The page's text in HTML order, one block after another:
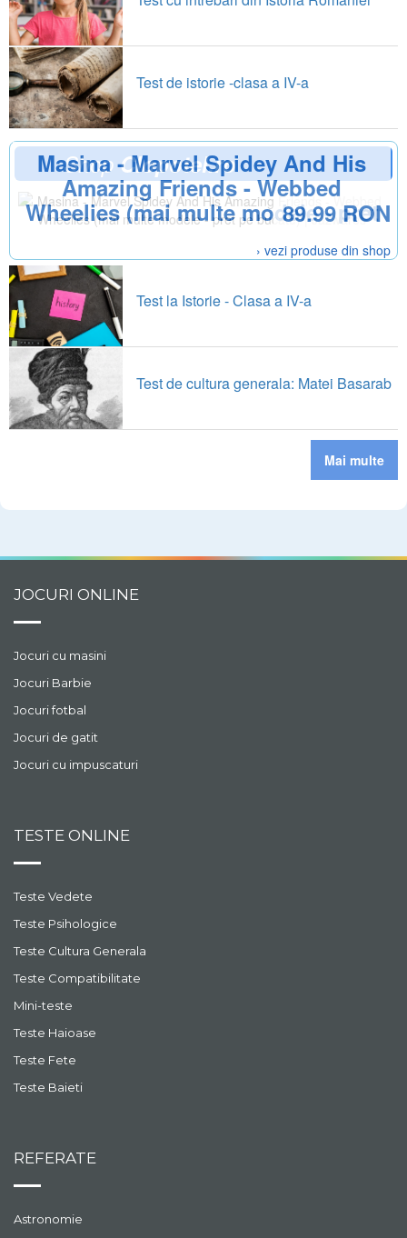
Test de istorie -clasa a IV-a
ShopClopotel.ro
Masina - Marvel Spidey And His
Amazing Friends - Webbed
Wheelies (mai multe modele - pret
pe bucate) | Jazwares
89.99 RON
› vezi produse din shop
Test la Istorie - Clasa a IV-a
Test de cultura generala: Matei Basarab
Mai multe
JOCURI ONLINE
Jocuri cu masini
Jocuri Barbie
Jocuri fotbal
Jocuri de gatit
Jocuri cu impuscaturi
TESTE ONLINE
Teste Vedete
Teste Psihologice
Teste Cultura Generala
Teste Compatibilitate
Mini-teste
Teste Haioase
Teste Fete
Teste Baieti
REFERATE
Astronomie